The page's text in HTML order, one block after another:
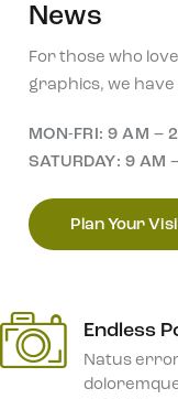
News
For those who
graphics, we
MON-FRI: 9 AM –
SATURDAY: 9 AM
Plan Your
Endless
Natus